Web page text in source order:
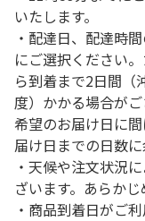
いたします。
・配達日、配達時
にご選択ください
ら到着まで2日間（
度）かかる場合が
希望のお届け日に
届け日までの日数
・天候や注文状況
ざいます。あらかじ
・商品到着日がご